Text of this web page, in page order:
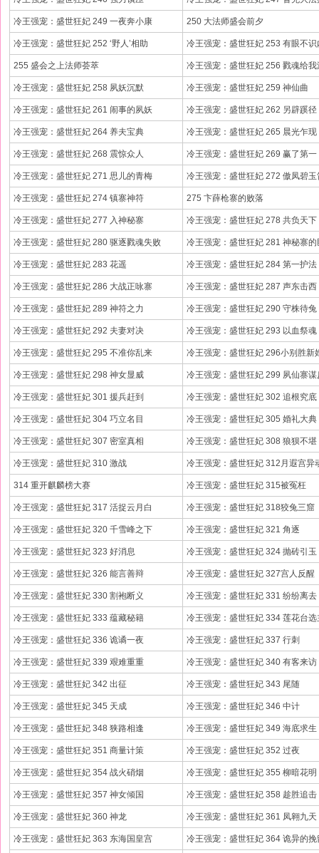
冷王强宠：盛世狂妃 249 一夜奔小康 250 大法师盛会前夕
冷王强宠：盛世狂妃 252 ‘野人’相助 冷王强宠：盛世狂妃 253 有眼不识
255 盛会之上法师荟萃 冷王强宠：盛世狂妃 256 戮魂给我
冷王强宠：盛世狂妃 258 夙妖沉默 冷王强宠：盛世狂妃 259 神仙曲
冷王强宠：盛世狂妃 261 闹事的夙妖 冷王强宠：盛世狂妃 262 另辟蹊径
冷王强宠：盛世狂妃 264 养夫宝典 冷王强宠：盛世狂妃 265 晨光乍现
冷王强宠：盛世狂妃 268 震惊众人 冷王强宠：盛世狂妃 269 赢了第一
冷王强宠：盛世狂妃 271 思儿的青梅 冷王强宠：盛世狂妃 272 傲凤碧玉
冷王强宠：盛世狂妃 274 镇寨神符 275 卞薛枪寨的败落
冷王强宠：盛世狂妃 277 入神秘寨 冷王强宠：盛世狂妃 278 共负天下
冷王强宠：盛世狂妃 280 驱逐戮魂失败 冷王强宠：盛世狂妃 281 神秘寨的
冷王强宠：盛世狂妃 283 花遥 冷王强宠：盛世狂妃 284 第一护法
冷王强宠：盛世狂妃 286 大战正咏寨 冷王强宠：盛世狂妃 287 声东击西
冷王强宠：盛世狂妃 289 神符之力 冷王强宠：盛世狂妃 290 守株待兔
冷王强宠：盛世狂妃 292 夫妻对决 冷王强宠：盛世狂妃 293 以血祭魂
冷王强宠：盛世狂妃 295 不准你乱来 冷王强宠：盛世狂妃 296小别胜新
冷王强宠：盛世狂妃 298 神女显威 冷王强宠：盛世狂妃 299 夙仙寨谋
冷王强宠：盛世狂妃 301 援兵赶到 冷王强宠：盛世狂妃 302 追根究底
冷王强宠：盛世狂妃 304 巧立名目 冷王强宠：盛世狂妃 305 婚礼大典
冷王强宠：盛世狂妃 307 密室真相 冷王强宠：盛世狂妃 308 狼狈不堪
冷王强宠：盛世狂妃 310 激战 冷王强宠：盛世狂妃 312月遐宫异
314 重开麒麟榜大赛 冷王强宠：盛世狂妃 315被冤枉
冷王强宠：盛世狂妃 317 活捉云月白 冷王强宠：盛世狂妃 318狡兔三窟
冷王强宠：盛世狂妃 320 千雪峰之下 冷王强宠：盛世狂妃 321 角逐
冷王强宠：盛世狂妃 323 好消息 冷王强宠：盛世狂妃 324 抛砖引玉
冷王强宠：盛世狂妃 326 能言善辩 冷王强宠：盛世狂妃 327宫人反醒
冷王强宠：盛世狂妃 330 割袍断义 冷王强宠：盛世狂妃 331 纷纷离去
冷王强宠：盛世狂妃 333 蕴藏秘籍 冷王强宠：盛世狂妃 334 莲花台选
冷王强宠：盛世狂妃 336 诡谲一夜 冷王强宠：盛世狂妃 337 行刺
冷王强宠：盛世狂妃 339 艰难重重 冷王强宠：盛世狂妃 340 有客来访
冷王强宠：盛世狂妃 342 出征 冷王强宠：盛世狂妃 343 尾随
冷王强宠：盛世狂妃 345 天成 冷王强宠：盛世狂妃 346 中计
冷王强宠：盛世狂妃 348 狭路相逢 冷王强宠：盛世狂妃 349 海底求生
冷王强宠：盛世狂妃 351 商量计策 冷王强宠：盛世狂妃 352 过夜
冷王强宠：盛世狂妃 354 战火硝烟 冷王强宠：盛世狂妃 355 柳暗花明
冷王强宠：盛世狂妃 357 神女倾国 冷王强宠：盛世狂妃 358 趁胜追击
冷王强宠：盛世狂妃 360 神龙 冷王强宠：盛世狂妃 361 凤翱九天
冷王强宠：盛世狂妃 363 东海国皇宫 冷王强宠：盛世狂妃 364 诡异的挽